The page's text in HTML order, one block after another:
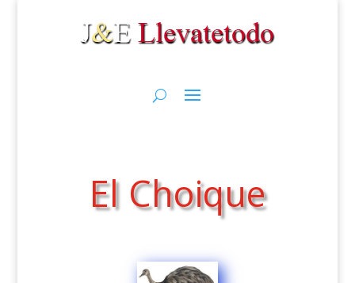
El Choique